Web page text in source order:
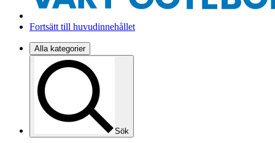
Fortsätt till huvudinnehållet
Alla kategorier
Sök